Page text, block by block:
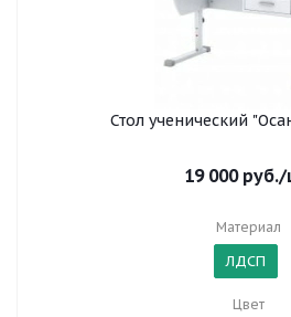
Стол ученический
19 000руб./
Материал
ЛДСП
Цвет